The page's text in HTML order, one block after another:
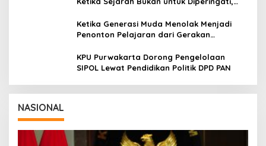
Ketika Generasi Muda Menolak Menjadi
Penonton Pelajaran dari Gerakan
KPU Purwakarta Dorong Pengelolaan
SIPOL Lewat Pendidikan Politik DPD PAN
NASIONAL